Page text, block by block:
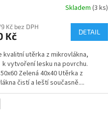
Skladem (3 ks)
Kč bez DPH
Kč DETAIL
kvalitní utěrka z mikrovlákna,
vytvoření lesku na povrchu.
Zelená 40x40 Utěrka z
čistí a leští současně....